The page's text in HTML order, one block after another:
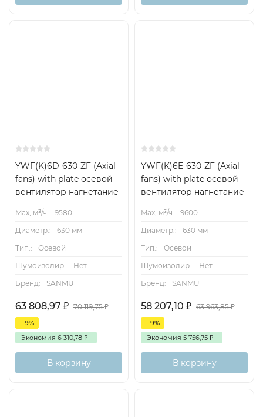
YWF(K)6D-630-ZF (Axial
fans) with plate осевой
вентилятор нагнетание
Max, м³/ч:
9580
Диаметр.:
630 мм
Тип.:
Осевой
Шумоизолир.:
Нет
Бренд:
SANMU
63 808,97 ₽ 70 119,75₽
- 9%
Экономия 6 310,78 ₽
В корзину
YWF(K)6E-630-ZF (Axial
fans) with plate осевой
вентилятор нагнетание
Max, м³/ч:
9600
Диаметр.:
630 мм
Тип.:
Осевой
Шумоизолир.:
Нет
Бренд:
SANMU
58 207,10 ₽ 63 963,85₽
- 9%
Экономия 5 756,75 ₽
В корзину